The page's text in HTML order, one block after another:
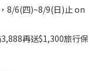
8/6(四)~8/9(日)止 on
3,888再送$1,300旅行保